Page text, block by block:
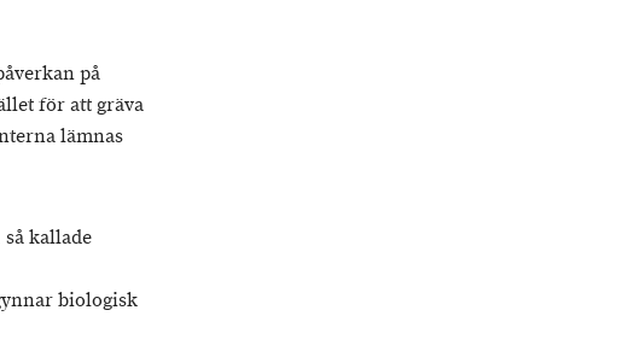
på
för att gräva
lämnas
kallade
biologisk